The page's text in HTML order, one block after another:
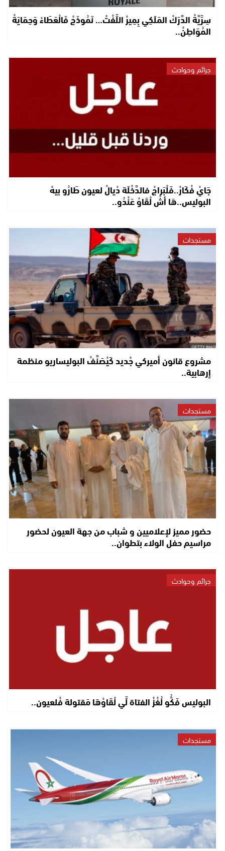
سِرِّيَّةْ الدَّرَكْ المَلَكِي بِمِيرْ اللِّفْتْ… نَمُوذَجْ فَالْعَطَاءْ وَحِمَايَةْ
المُوَاطِنْ..
جرائم وحوادث
جَايْ فْكَارْ..فَلْبَراجْ فالدَّخْلَة دْيالْ لعيون طَارُو بيهْ
البوليس..هَا أشْ لْقَاوْ عَنْدُو..
مستجدات
مشروع قانون أميركي جْديد كَيْصَنَّفْ البوليساريو منظمة
إرهابية..
مستجدات
حضور مميز لإعلاميين و شباب من جهة العيون لحضور
مراسيم حفل الولاء بتطوان..
جرائم وحوادث
البوليس فَكُّو لُغْزْ الفتاة لِّي لْقَاوْهَا مَقتولة فْلعيون..
مستجدات